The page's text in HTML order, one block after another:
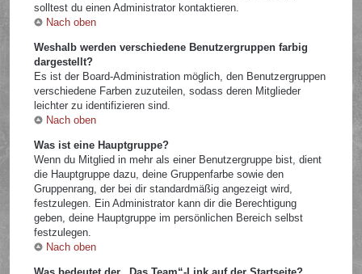
solltest du einen Administrator kontaktieren.
Nach oben
Weshalb werden verschiedene Benutzergruppen farbig
dargestellt?
Es ist der Board-Administration möglich, den Benutzergruppen
verschiedene Farben zuzuteilen, sodass deren Mitglieder
leichter zu identifizieren sind.
Nach oben
Was ist eine Hauptgruppe?
Wenn du Mitglied in mehr als einer Benutzergruppe bist, dient
die Hauptgruppe dazu, deine Gruppenfarbe sowie den
Gruppenrang, der bei dir standardmäßig angezeigt wird,
festzulegen. Ein Administrator kann dir die Berechtigung
geben, deine Hauptgruppe im persönlichen Bereich selbst
festzulegen.
Nach oben